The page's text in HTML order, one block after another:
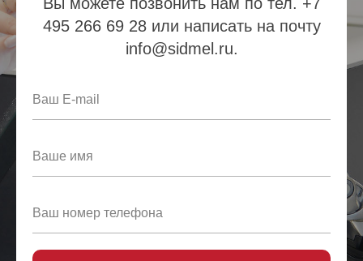
495 266 69 28 или написать на почту
info@sidmel.ru.